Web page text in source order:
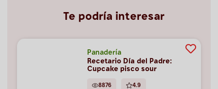
Te podría interesar
Panadería
Recetario Día del Padre:
Cupcake pisco sour
8876 4.9